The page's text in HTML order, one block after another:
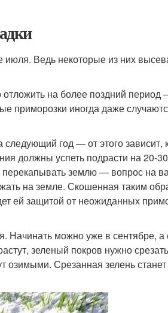
июля. Ведь некоторые из них
на более поздний период
приморозки иногда даже
год — от этого зависит,
должны успеть подрасти на 20-
перекапывать землю — вопрос на
на земле. Скошенная таким
ей защитой от неожиданных
Начинать можно уже в сентябре, а
зеленый покров нужно
озимыми. Срезанная зелень станет